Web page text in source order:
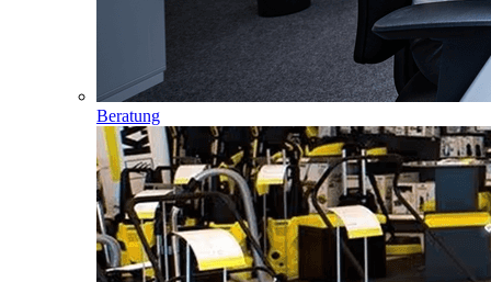
Beratung